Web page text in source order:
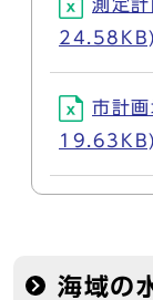
測定
24.58KB)
市計
19.63KB)
海域の